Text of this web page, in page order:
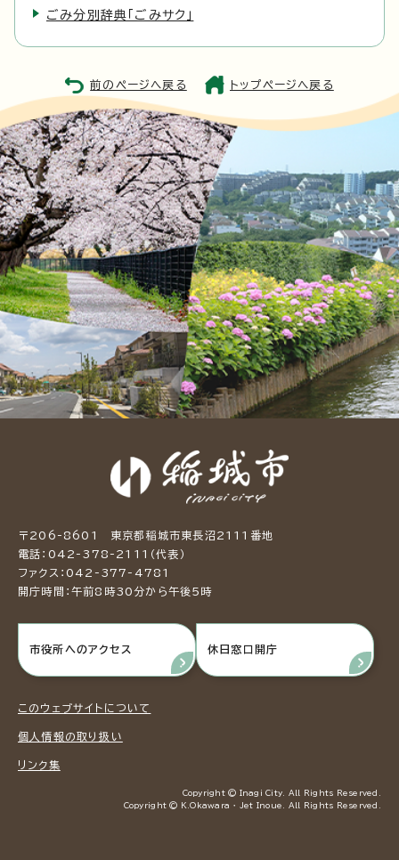
ごみ分別辞典「ごみサク」
前のページへ戻る トップページへ戻る
〒206-8601 東京都稲城市東長沼2111番地
電話：042-378-2111（代表）
ファクス：042-377-4781
開庁時間：午前8時30分から午後5時
市役所へのアクセス 休日窓口開庁
このウェブサイトについて
個人情報の取り扱い
リンク集
Copyright © Inagi City. All Rights Reserved.
Copyright © K.Okawara ・ Jet Inoue. All Rights Reserved.